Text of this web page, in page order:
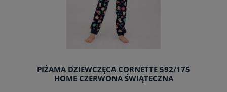
PIŻAMA DZIEWCZĘCA CORNETTE 592/175
HOME CZERWONA ŚWIĄTECZNA